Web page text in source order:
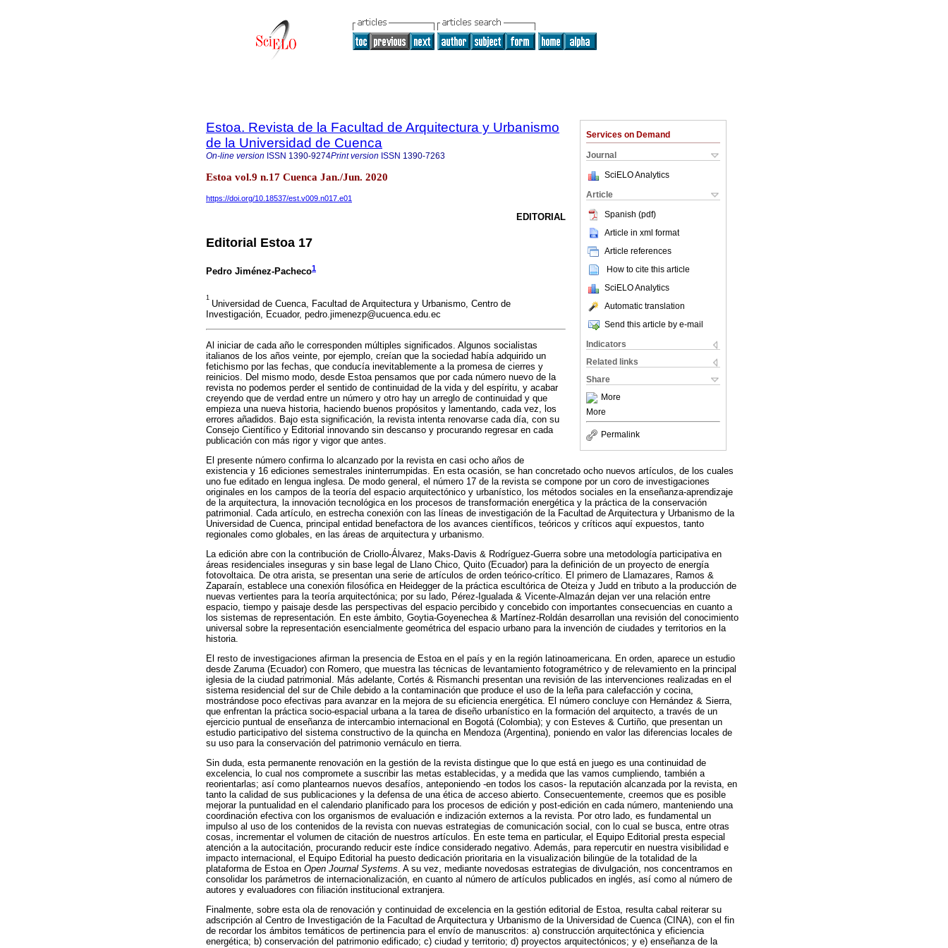
Services on Demand
Journal
SciELO Analytics
Article
Spanish (pdf)
Article in xml format
Article references
How to cite this article
SciELO Analytics
Automatic translation
Send this article by e-mail
Indicators
Related links
Share
More
More
Permalink
Estoa. Revista de la Facultad de Arquitectura y Urbanismo
de la Universidad de Cuenca
On-line version ISSN 1390-9274Print version ISSN 1390-7263
Estoa vol.9 n.17 Cuenca Jan./Jun. 2020
https://doi.org/10.18537/est.v009.n017.e01
EDITORIAL
Editorial Estoa 17
Pedro Jiménez-Pacheco1
1
Universidad de Cuenca, Facultad de Arquitectura y Urbanismo, Centro de
Investigación, Ecuador, pedro.jimenezp@ucuenca.edu.ec
Al iniciar de cada año le corresponden múltiples significados. Algunos socialistas
italianos de los años veinte, por ejemplo, creían que la sociedad había adquirido un
fetichismo por las fechas, que conducía inevitablemente a la promesa de cierres y
reinicios. Del mismo modo, desde Estoa pensamos que por cada número nuevo de la
revista no podemos perder el sentido de continuidad de la vida y del espíritu, y acabar
creyendo que de verdad entre un número y otro hay un arreglo de continuidad y que
empieza una nueva historia, haciendo buenos propósitos y lamentando, cada vez, los
errores añadidos. Bajo esta significación, la revista intenta renovarse cada día, con su
Consejo Científico y Editorial innovando sin descanso y procurando regresar en cada
publicación con más rigor y vigor que antes.
El presente número confirma lo alcanzado por la revista en casi ocho años de
existencia y 16 ediciones semestrales ininterrumpidas. En esta ocasión, se han concretado ocho nuevos artículos, de los cuales
uno fue editado en lengua inglesa. De modo general, el número 17 de la revista se compone por un coro de investigaciones
originales en los campos de la teoría del espacio arquitectónico y urbanístico, los métodos sociales en la enseñanza-aprendizaje
de la arquitectura, la innovación tecnológica en los procesos de transformación energética y la práctica de la conservación
patrimonial. Cada artículo, en estrecha conexión con las líneas de investigación de la Facultad de Arquitectura y Urbanismo de la
Universidad de Cuenca, principal entidad benefactora de los avances científicos, teóricos y críticos aquí expuestos, tanto
regionales como globales, en las áreas de arquitectura y urbanismo.
La edición abre con la contribución de Criollo-Álvarez, Maks-Davis & Rodríguez-Guerra sobre una metodología participativa en
áreas residenciales inseguras y sin base legal de Llano Chico, Quito (Ecuador) para la definición de un proyecto de energía
fotovoltaica. De otra arista, se presentan una serie de artículos de orden teórico-crítico. El primero de Llamazares, Ramos &
Zaparaín, establece una conexión filosófica en Heidegger de la práctica escultórica de Oteiza y Judd en tributo a la producción de
nuevas vertientes para la teoría arquitectónica; por su lado, Pérez-Igualada & Vicente-Almazán dejan ver una relación entre
espacio, tiempo y paisaje desde las perspectivas del espacio percibido y concebido con importantes consecuencias en cuanto a
los sistemas de representación. En este ámbito, Goytia-Goyenechea & Martínez-Roldán desarrollan una revisión del conocimiento
universal sobre la representación esencialmente geométrica del espacio urbano para la invención de ciudades y territorios en la
historia.
El resto de investigaciones afirman la presencia de Estoa en el país y en la región latinoamericana. En orden, aparece un estudio
desde Zaruma (Ecuador) con Romero, que muestra las técnicas de levantamiento fotogramétrico y de relevamiento en la principal
iglesia de la ciudad patrimonial. Más adelante, Cortés & Rismanchi presentan una revisión de las intervenciones realizadas en el
sistema residencial del sur de Chile debido a la contaminación que produce el uso de la leña para calefacción y cocina,
mostrándose poco efectivas para avanzar en la mejora de su eficiencia energética. El número concluye con Hernández & Sierra,
que enfrentan la práctica socio-espacial urbana a la tarea de diseño urbanístico en la formación del arquitecto, a través de un
ejercicio puntual de enseñanza de intercambio internacional en Bogotá (Colombia); y con Esteves & Curtiño, que presentan un
estudio participativo del sistema constructivo de la quincha en Mendoza (Argentina), poniendo en valor las diferencias locales de
su uso para la conservación del patrimonio vernáculo en tierra.
Sin duda, esta permanente renovación en la gestión de la revista distingue que lo que está en juego es una continuidad de
excelencia, lo cual nos compromete a suscribir las metas establecidas, y a medida que las vamos cumpliendo, también a
reorientarlas; así como plantearnos nuevos desafíos, anteponiendo -en todos los casos- la reputación alcanzada por la revista, en
tanto la calidad de sus publicaciones y la defensa de una ética de acceso abierto. Consecuentemente, creemos que es posible
mejorar la puntualidad en el calendario planificado para los procesos de edición y post-edición en cada número, manteniendo una
coordinación efectiva con los organismos de evaluación e indización externos a la revista. Por otro lado, es fundamental un
impulso al uso de los contenidos de la revista con nuevas estrategias de comunicación social, con lo cual se busca, entre otras
cosas, incrementar el volumen de citación de nuestros artículos. En este tema en particular, el Equipo Editorial presta especial
atención a la autocitación, procurando reducir este índice considerado negativo. Además, para repercutir en nuestra visibilidad e
impacto internacional, el Equipo Editorial ha puesto dedicación prioritaria en la visualización bilingüe de la totalidad de la
plataforma de Estoa en Open Journal Systems. A su vez, mediante novedosas estrategias de divulgación, nos concentramos en
consolidar los parámetros de internacionalización, en cuanto al número de artículos publicados en inglés, así como al número de
autores y evaluadores con filiación institucional extranjera.
Finalmente, sobre esta ola de renovación y continuidad de excelencia en la gestión editorial de Estoa, resulta cabal reiterar su
adscripción al Centro de Investigación de la Facultad de Arquitectura y Urbanismo de la Universidad de Cuenca (CINA), con el fin
de recordar los ámbitos temáticos de pertinencia para el envío de manuscritos: a) construcción arquitectónica y eficiencia
energética; b) conservación del patrimonio edificado; c) ciudad y territorio; d) proyectos arquitectónicos; y e) enseñanza de la